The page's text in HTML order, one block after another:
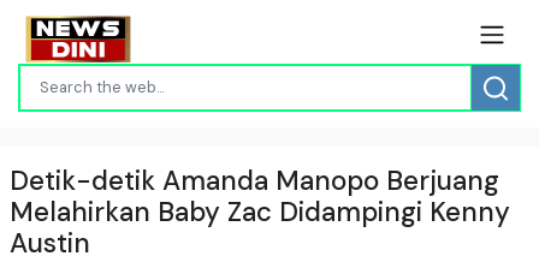
Detik-detik Amanda Manopo Berjuang
Melahirkan Baby Zac Didampingi Kenny
Austin